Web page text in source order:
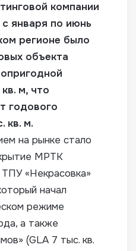
компании
января по июнь
регионе было
объекта
м, что
годового
кв. м.
на рынке стало
МРТК
ТПУ «Некрасовка»
начал
режиме
а также
(GLA 7 тыс. кв.